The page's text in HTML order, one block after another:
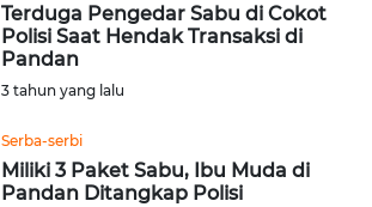
Terduga Pengedar Sabu di Cokot
Polisi Saat Hendak Transaksi di
Pandan
3 tahun yang lalu
Serba-serbi
Miliki 3 Paket Sabu, Ibu Muda di
Pandan Ditangkap Polisi